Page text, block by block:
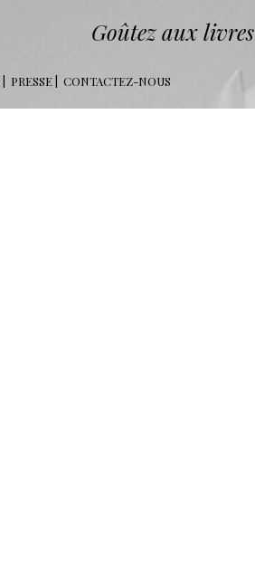
Goûtez aux
PRESSE CONTACTEZ-NOUS